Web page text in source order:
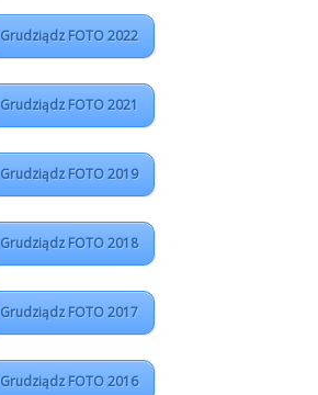
Grudziądz FOTO 2022
Grudziądz FOTO 2021
Grudziądz FOTO 2019
Grudziądz FOTO 2018
Grudziądz FOTO 2017
Grudziądz FOTO 2016